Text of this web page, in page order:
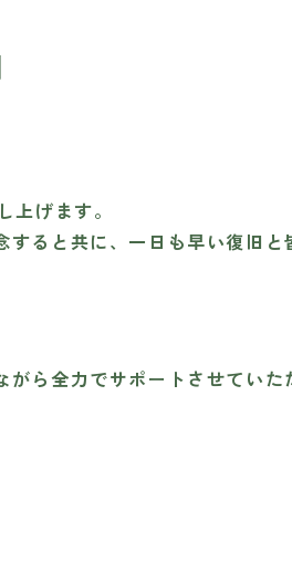
上げます。
すると共に、一日も早い復旧と
がら全力でサポートさせていた